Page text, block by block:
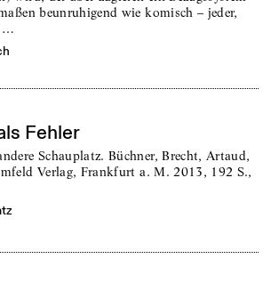
beunruhigend wie komisch – jeder,
…
Fehler
Schauplatz. Büchner, Brecht, Artaud,
Verlag, Frankfurt a. M. 2013, 192 S.,